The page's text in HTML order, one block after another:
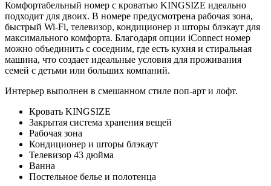
Комфортабельный номер с кроватью KINGSIZE идеально
подходит для двоих. В номере предусмотрена рабочая зона,
быстрый Wi-Fi, телевизор, кондиционер и шторы блэкаут для
максимального комфорта. Благодаря опции iConnect номер
можно объединить с соседним, где есть кухня и стиральная
машина, что создает идеальные условия для проживания
семей с детьми или больших компаний.
Интерьер выполнен в смешанном стиле поп-арт и лофт.
Кровать KINGSIZE
Закрытая система хранения вещей
Рабочая зона
Кондиционер и шторы блэкаут
Телевизор 43 дюйма
Ванна
Постельное белье и полотенца